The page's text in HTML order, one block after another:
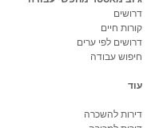
דרושים
קורות חיים
דרושים לפי ערים
חיפוש עבודה
עוד
דירות להשכרה